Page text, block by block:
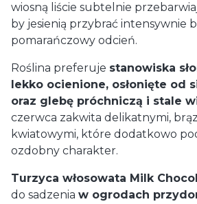
wiosną liście subtelnie
by jesienią przybrać intensywnie
pomarańczowy odcień.
Roślina preferuje stanowiska
lekko ocienione, osłonięte od
oraz glebę próchniczą i stale
czerwca zakwita delikatnymi,
kwiatowymi, które dodatkowo
ozdobny charakter.
Turzyca włosowata Milk
do sadzenia w ogrodach